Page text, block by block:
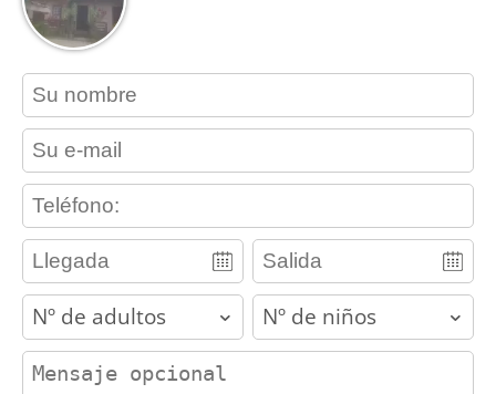
contact_name
contact_email
contact_phone
adults children
contact_message